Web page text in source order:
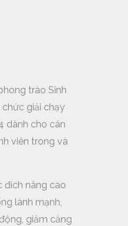
trào Sinh
giải chạy
dành cho cán
viên trong và
đích nâng cao
lành mạnh,
giảm căng